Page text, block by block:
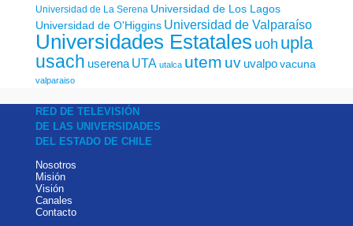
Universidad de La Serena Universidad de Los Lagos
Universidad de O'Higgins Universidad de Valparaíso
Universidades Estatales uoh upla
usach userena UTA utalca utem uv uvalpo vacuna
valparaiso
RED DE TELEVISIÓN
DE LAS UNIVERSIDADES
DEL ESTADO DE CHILE
Nosotros
Misión
Visión
Canales
Contacto